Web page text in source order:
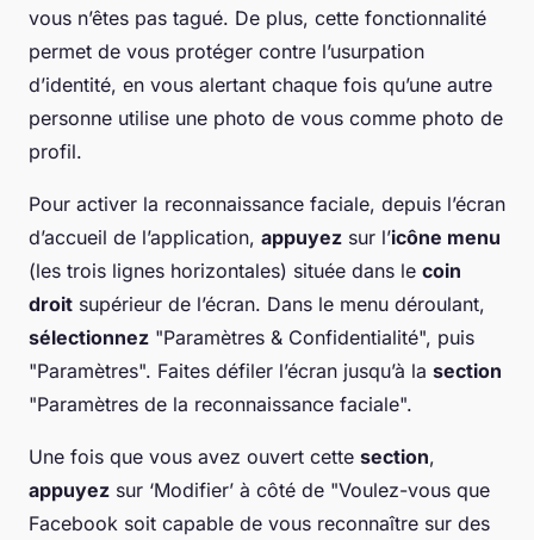
vous n’êtes pas tagué. De plus, cette fonctionnalité
permet de vous protéger contre l’usurpation
d’identité, en vous alertant chaque fois qu’une autre
personne utilise une photo de vous comme photo de
profil.
Pour activer la reconnaissance faciale, depuis l’écran
d’accueil de l’application, appuyez sur l’icône menu
(les trois lignes horizontales) située dans le coin
droit supérieur de l’écran. Dans le menu déroulant,
sélectionnez "Paramètres & Confidentialité", puis
"Paramètres". Faites défiler l’écran jusqu’à la section
"Paramètres de la reconnaissance faciale".
Une fois que vous avez ouvert cette section,
appuyez sur ‘Modifier’ à côté de "Voulez-vous que
Facebook soit capable de vous reconnaître sur des